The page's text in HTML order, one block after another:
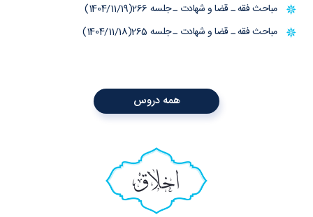
مباحث فقه ـ قضا و شهادت ـ جلسه 266(1404/11/19)
مباحث فقه ـ قضا و شهادت ـ جلسه 265(1404/11/18)
همه دروس
اخلاق